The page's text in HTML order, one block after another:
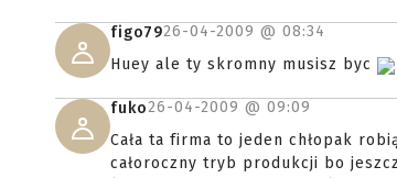
figo7926-04-2009 @ 08:34
Huey ale ty skromny musisz byc
fuko26-04-2009 @ 09:09
Cała ta firma to jeden chłopak
całoroczny tryb produkcji bo